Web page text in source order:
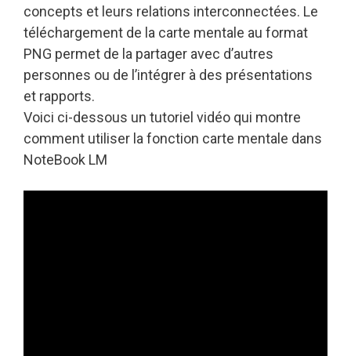
concepts et leurs relations interconnectées. Le
téléchargement de la carte mentale au format
PNG permet de la partager avec d’autres
personnes ou de l’intégrer à des présentations
et rapports.
Voici ci-dessous un tutoriel vidéo qui montre
comment utiliser la fonction carte mentale dans
NoteBook LM